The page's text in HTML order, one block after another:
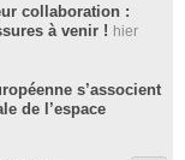
collaboration :
à venir ! hier
s’associent
de l’espace